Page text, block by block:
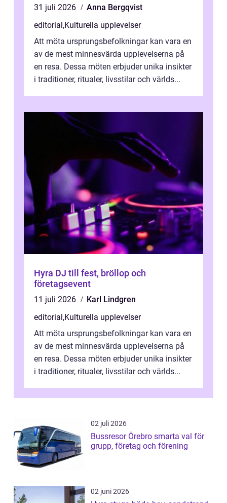
31 juli 2026
Anna Bergqvist
editorial ,Kulturella upplevelser
Att möta ursprungsbefolkningar kan vara en
av de mest minnesvärda upplevelserna på
en resa. Dessa möten erbjuder unika insikter
i traditioner, ritualer, livsstilar och världs...
Hyra DJ till fest, bröllop och
företagsevent
11 juli 2026
Karl Lindgren
editorial ,Kulturella upplevelser
Att möta ursprungsbefolkningar kan vara en
av de mest minnesvärda upplevelserna på
en resa. Dessa möten erbjuder unika insikter
i traditioner, ritualer, livsstilar och världs...
02 juli 2026
Bussresor Örebro smarta val för
grupp, företag och förening
02 juni 2026